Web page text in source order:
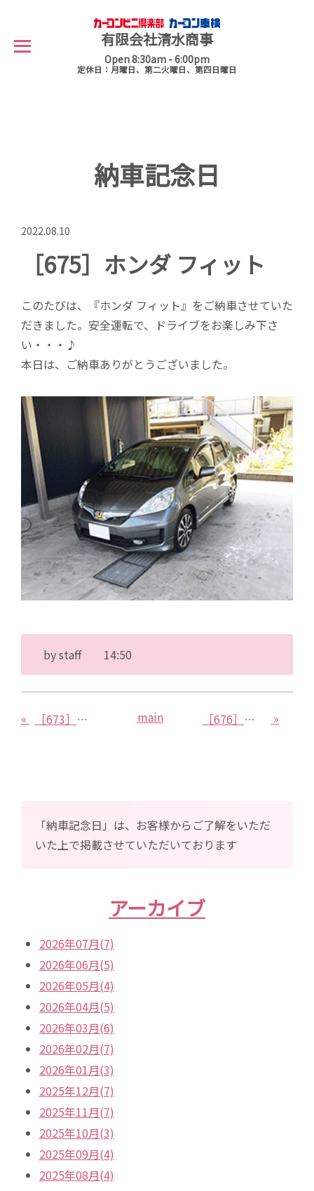
有限会社清水商事
Open 8:30am - 6:00pm
定休日：月曜日、第二火曜日、第四日曜日
納車記念日
2022.08.10
［675］ホンダ フィット
このたびは、『ホンダ フィット』をご納車させていた
だきました。安全運転で、ドライブをお楽しみ下さ
い・・・♪
本日は、ご納車ありがとうございました。
bystaff 14:50
« ［673］ダイハツ タント main ［676］ダイハツ アトレー »
「納車記念日」は、お客様からご了解をいただ
いた上で掲載させていただいております
アーカイブ
2026年07月(7)
2026年06月(5)
2026年05月(4)
2026年04月(5)
2026年03月(6)
2026年02月(7)
2026年01月(3)
2025年12月(7)
2025年11月(7)
2025年10月(3)
2025年09月(4)
2025年08月(4)